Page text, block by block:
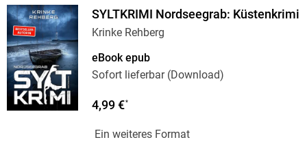
SYLTKRIMI Nordseegrab: Küstenkrimi
Krinke Rehberg
eBook epub
Sofort lieferbar (Download)
4,99 €*
Ein weiteres Format